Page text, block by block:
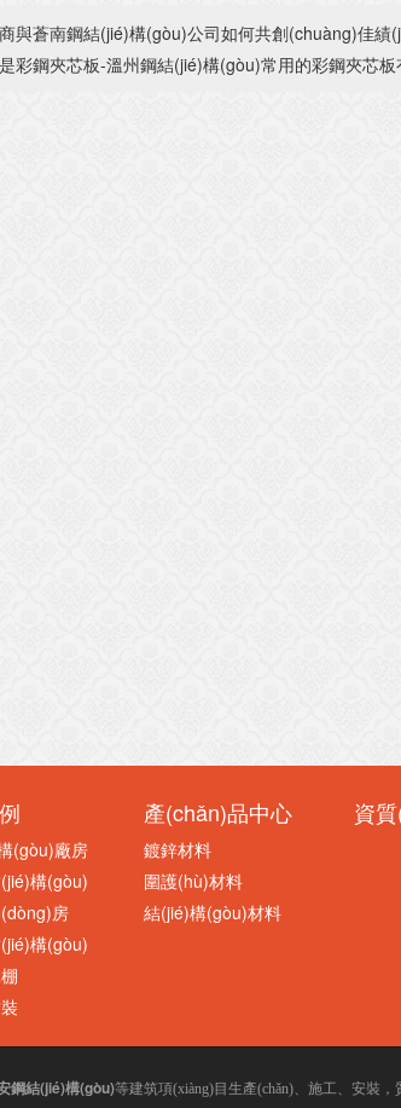
與蒼南鋼結(jié)構(gòu)公司如何共創(chuàng)佳績
彩鋼夾芯板-溫州鋼結(jié)構(gòu)常用的彩鋼夾芯板有幾
(gòu)廠房
構(gòu)
房
構(gòu)
產(chǎn)品中心
鍍鋅材料
圍護(hù)材料
結(jié)構(gòu)材料
資
鋼結(jié)構(gòu)等建筑項(xiàng)目生產(chǎn)、施工、安裝，